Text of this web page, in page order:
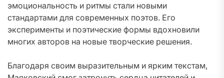
эмоциональность и ритмы стали новыми
стандартами для современных поэтов. Его
эксперименты и поэтические формы вдохновили
многих авторов на новые творческие решения.
Благодаря своим выразительным и ярким текстам,